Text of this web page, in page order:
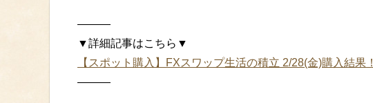
———
▼詳細記事はこちら▼
【スポット購入】FXスワップ生活の積立 2/28(金)購入結果！
———